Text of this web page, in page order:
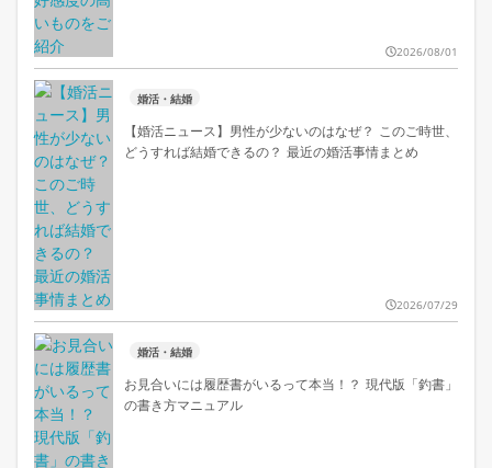
2026/08/01
婚活・結婚
【婚活ニュース】男性が少ないのはなぜ？ このご時世、
どうすれば結婚できるの？ 最近の婚活事情まとめ
2026/07/29
婚活・結婚
お見合いには履歴書がいるって本当！？ 現代版「釣書」
の書き方マニュアル